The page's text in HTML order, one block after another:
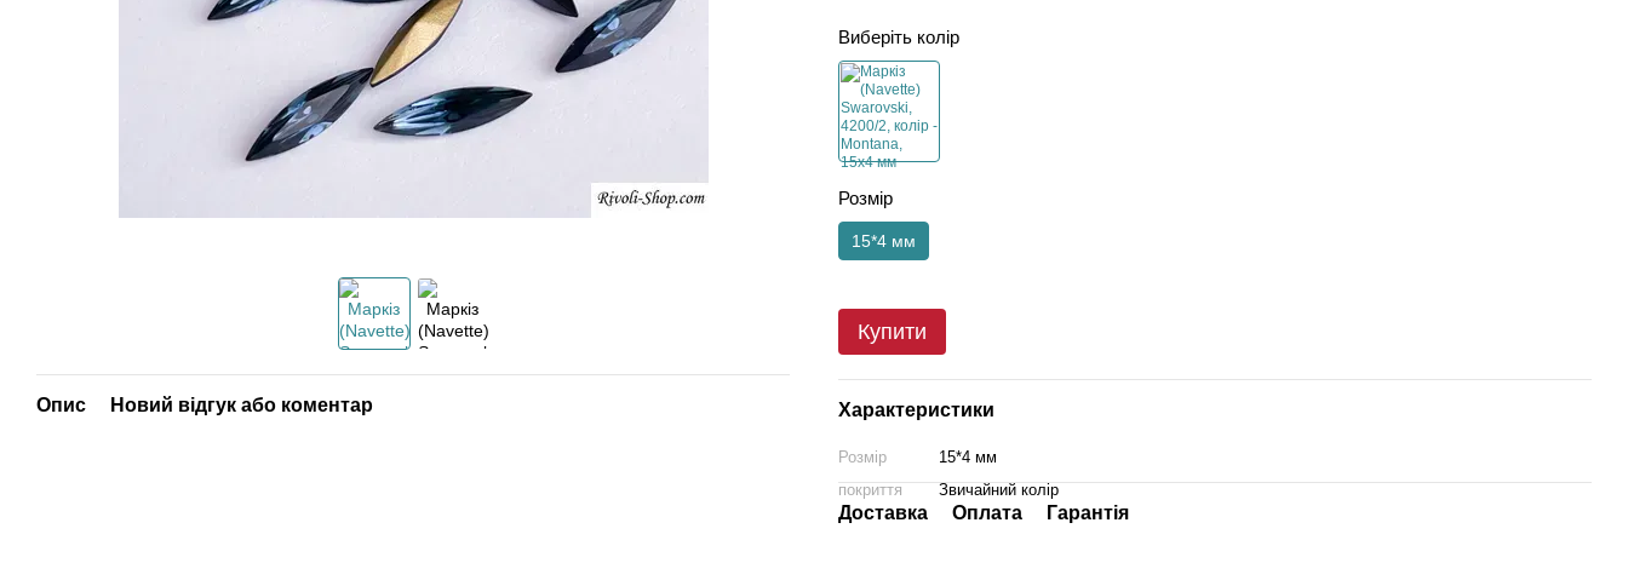
Опис Новий відгук або коментар
Виберіть колір
Розмір
15*4 мм
Купити
Характеристики
Розмір
15*4 мм
покриття
Звичайний колір
Доставка Оплата Гарантія